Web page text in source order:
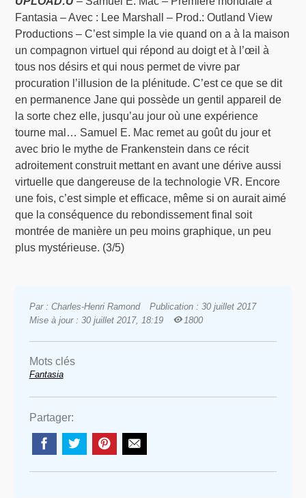
Fantasia – Avec : Lee Marshall – Prod.: Outland View
Productions – C’est simple la vie quand on a à la maison
un compagnon virtuel qui répond au doigt et à l’œil à
tous nos désirs et qui nous permet de vivre par
procuration l’illusion de la plénitude. C’est ce que se dit
en permanence Jane qui possède un gentil appareil de
la sorte chez elle, jusqu’au jour où une expérience
tourne mal… Samuel E. Mac remet au goût du jour et
avec brio le mythe de Frankenstein dans ce récit
adroitement construit mettant en avant une dérive aussi
virtuelle que dangereuse de la technologie VR. Encore
une fois, c’est simple et efficace, même si on aurait aimé
que la conséquence du rebondissement final soit
montrée de manière un peu moins graphique, un peu
plus mystérieuse. (3/5)
Par : Charles-Henri Ramond
Publication : 30 juillet 2017
Mise à jour : 30 juillet 2017, 18:19
1800
Mots clés
Fantasia
Partager: